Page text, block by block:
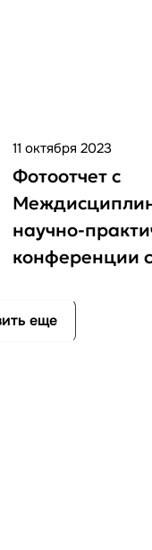
11 октября 2023
Фотоотчет с
научно-
конференции с
еще